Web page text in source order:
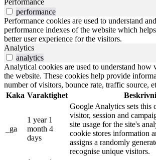
performance
Performance cookies are used to understand
performance indexes of the website which
better user experience for the visitors.
Analytics
analytics
Analytical cookies are used to understand how
the website. These cookies help provide
number of visitors, bounce rate, traffic source,
Kaka Varaktighet
_ga
1 year 1
month 4
days
Google Analytics sets this
visitor, session and
site usage for the site's
cookie stores information
assigns a randomly
recognise unique visitors.